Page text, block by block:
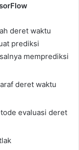
deret waktu
prediksi
memprediksi
deret waktu
evaluasi deret